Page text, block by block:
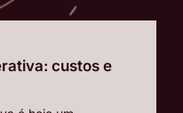
custos e